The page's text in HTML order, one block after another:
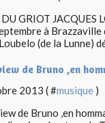
DU GRIOT
à Brazzaville
(de la Lunne)
de Bruno ,en
2013 ( #musique )
de Bruno ,en